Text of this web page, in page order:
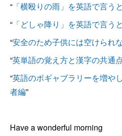
“ 「横殴りの雨」を英語で言う
“ 「どしゃ降り」を英語で言う
“安全のため子供には空けられ
“英単語の覚え方と漢字の共通
“英語のボギャブラリーを増や
者編”
Have a wonderful morning